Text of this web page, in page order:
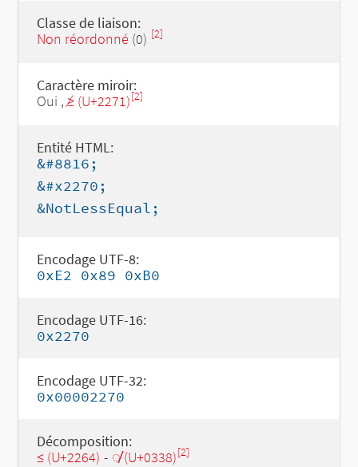
Classe de liaison:
Non réordonné (0) [2]
Caractère miroir:
Oui ,≱ (U+2271)[2]
Entité HTML:
&#8816;
&#x2270;
&NotLessEqual;
Encodage UTF-8:
0xE2 0x89 0xB0
Encodage UTF-16:
0x2270
Encodage UTF-32:
0x00002270
Décomposition:
≤ (U+2264) - ◌̸ (U+0338)[2]